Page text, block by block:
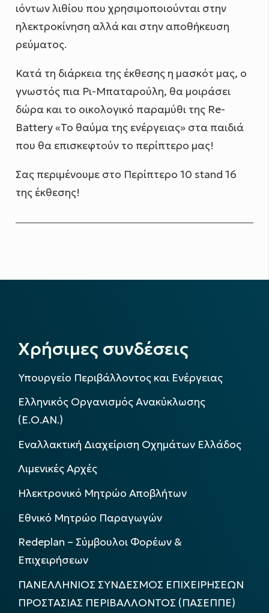
ιόντων λιθίου που χρησιμοποιούνται στην
ηλεκτροκίνηση αλλά και στην αποθήκευση
ρεύματος.
Κατά τη διάρκεια της έκθεσης η μασκότ μας, ο
γνωστός πια Ρι-Μπαταρούλη, θα μοιράσει
δώρα και το οικολογικό παραμύθι της Re-
Βattery «Το θαύμα της ενέργειας» στα παιδιά
που θα επισκεφτούν το περίπτερο μας!
Σας περιμένουμε στο Περίπτερο 10 stand 16
της έκθεσης!
Χρήσιμες συνδέσεις
Υπουργείο Περιβάλλοντος και Ενέργειας
Ελληνικός Οργανισμός Ανακύκλωσης
(Ε.Ο.ΑΝ.)
Εναλλακτική Διαχείριση Οχημάτων Ελλάδος
Λιμενικές Αρχές
Ηλεκτρονικό Μητρώο Αποβλήτων
Εθνικό Μητρώο Παραγωγών
Redeplan – Σύμβουλοι Φορέων &
Επιχειρήσεων
ΠΑΝΕΛΛΗΝΙΟΣ ΣΥΝΔΕΣΜΟΣ ΕΠΙΧΕΙΡΗΣΕΩΝ
ΠΡΟΣΤΑΣΙΑΣ ΠΕΡΙΒΑΛΛΟΝΤΟΣ (ΠΑΣΕΠΠΕ)